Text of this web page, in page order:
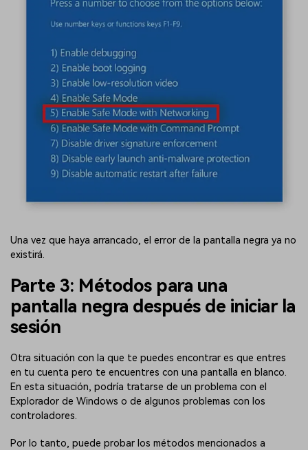
Arregla fotos dañadas, mejora su nitidez y revive tus
Aceptar
Una vez que haya arrancado, el error de la pantalla negra ya no
existirá.
Parte 3: Métodos para una
pantalla negra después de iniciar la
sesión
Otra situación con la que te puedes encontrar es que entres
en tu cuenta pero te encuentres con una pantalla en blanco.
En esta situación, podría tratarse de un problema con el
Explorador de Windows o de algunos problemas con los
controladores.
Por lo tanto, puede probar los métodos mencionados a